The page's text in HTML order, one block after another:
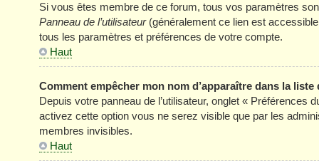
Si vous êtes membre de ce forum, tous vos paramètres
Panneau de l’utilisateur(généralement ce lien est
tous les paramètres et préférences de votre compte.
Haut
Comment empêcher mon nom d’apparaître dans la
Depuis votre panneau de l’utilisateur, onglet « Préférences
activez cette option vous ne serez visible que par les
membres invisibles.
Haut